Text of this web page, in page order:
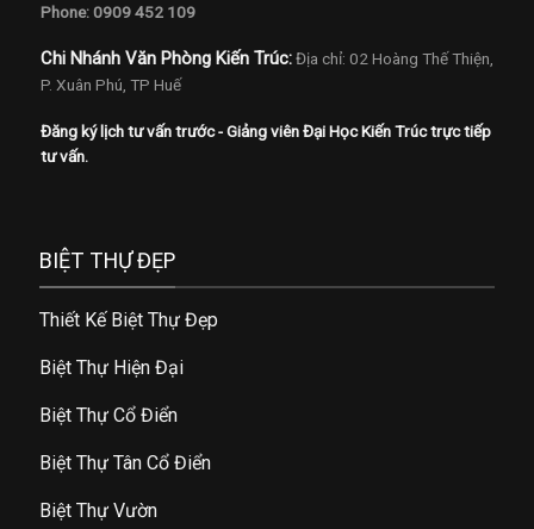
Phone: 0909 452 109
Chi Nhánh Văn Phòng Kiến Trúc: Địa chỉ: 02 Hoàng Thế Thiện,
P. Xuân Phú, TP Huế
Đăng ký lịch tư vấn trước - Giảng viên Đại Học Kiến Trúc trực tiếp
tư vấn.
BIỆT THỰ ĐẸP
Thiết Kế Biệt Thự Đẹp
Biệt Thự Hiện Đại
Biệt Thự Cổ Điển
Biệt Thự Tân Cổ Điển
Biệt Thự Vườn